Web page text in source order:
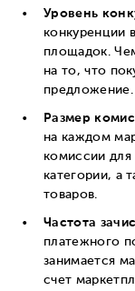
Уровень
конкуренции
площадок.
на то, что
предложение.
Размер
на каждом
комиссии
категории, а
товаров.
Частота
платежного
занимается
счет